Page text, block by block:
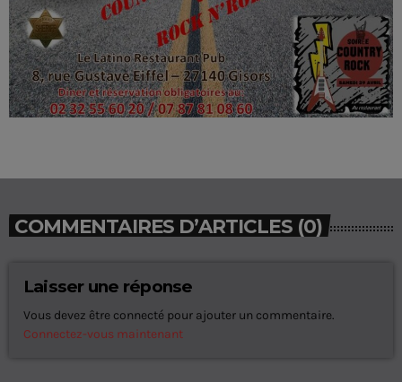
COMMENTAIRES D’ARTICLES (0)
Laisser une réponse
Vous devez être connecté pour ajouter un commentaire.
Connectez-vous maintenant